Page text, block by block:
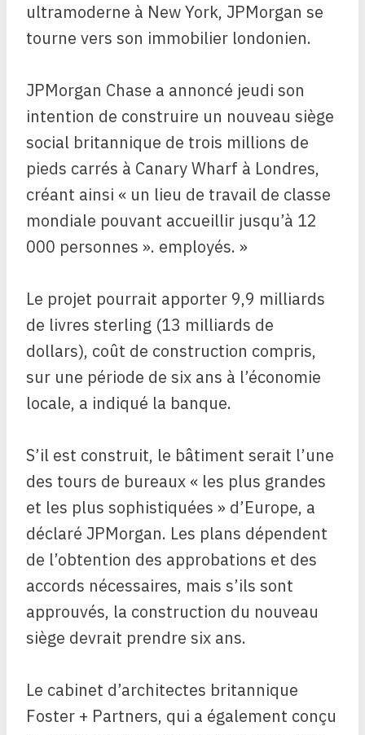
ultramoderne à New York, JPMorgan se
tourne vers son immobilier londonien.
JPMorgan Chase a annoncé jeudi son
intention de construire un nouveau siège
social britannique de trois millions de
pieds carrés à Canary Wharf à Londres,
créant ainsi « un lieu de travail de classe
mondiale pouvant accueillir jusqu’à 12
000 personnes ». employés. »
Le projet pourrait apporter 9,9 milliards
de livres sterling (13 milliards de
dollars), coût de construction compris,
sur une période de six ans à l’économie
locale, a indiqué la banque.
S’il est construit, le bâtiment serait l’une
des tours de bureaux « les plus grandes
et les plus sophistiquées » d’Europe, a
déclaré JPMorgan. Les plans dépendent
de l’obtention des approbations et des
accords nécessaires, mais s’ils sont
approuvés, la construction du nouveau
siège devrait prendre six ans.
Le cabinet d’architectes britannique
Foster + Partners, qui a également conçu